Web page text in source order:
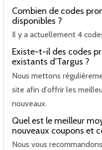
Combien de codes
disponibles ?
Il y a actuellement 4
Existe-t-il des codes
existants d'Targus ?
Nous mettons
site afin d'offrir les
nouveaux.
Quel est le meilleur
nouveaux coupons et
Nous vous